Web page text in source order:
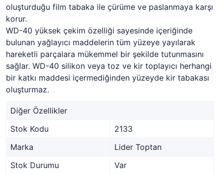
oluşturduğu film tabaka ile çürüme ve paslanmaya karşı
korur.
WD-40 yüksek çekim özelliği sayesinde içeriğinde
bulunan yağlayıcı maddelerin tüm yüzeye yayılarak
hareketli parçalara mükemmel bir şekilde tutunmasını
sağlar. WD-40 silikon veya toz ve kir toplayıcı herhangi
bir katkı maddesi içermediğinden yüzeyde kir tabakası
oluşturmaz.
Diğer Özellikler
Stok Kodu
2133
Marka
Lider Toptan
Stok Durumu
Var